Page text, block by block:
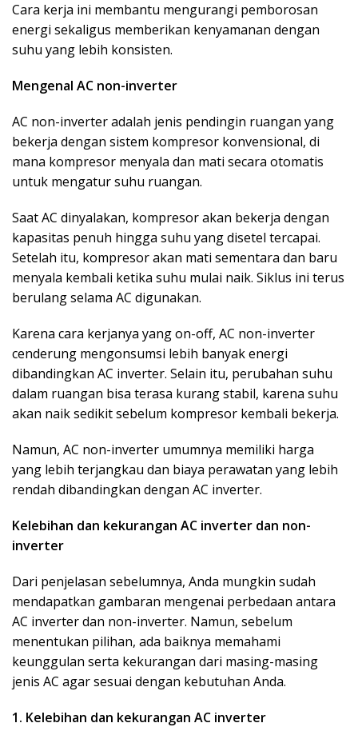
Cara kerja ini membantu mengurangi pemborosan
energi sekaligus memberikan kenyamanan dengan
suhu yang lebih konsisten.
Mengenal AC non-inverter
AC non-inverter adalah jenis pendingin ruangan yang
bekerja dengan sistem kompresor konvensional, di
mana kompresor menyala dan mati secara otomatis
untuk mengatur suhu ruangan.
Saat AC dinyalakan, kompresor akan bekerja dengan
kapasitas penuh hingga suhu yang disetel tercapai.
Setelah itu, kompresor akan mati sementara dan baru
menyala kembali ketika suhu mulai naik. Siklus ini terus
berulang selama AC digunakan.
Karena cara kerjanya yang on-off, AC non-inverter
cenderung mengonsumsi lebih banyak energi
dibandingkan AC inverter. Selain itu, perubahan suhu
dalam ruangan bisa terasa kurang stabil, karena suhu
akan naik sedikit sebelum kompresor kembali bekerja.
Namun, AC non-inverter umumnya memiliki harga
yang lebih terjangkau dan biaya perawatan yang lebih
rendah dibandingkan dengan AC inverter.
Kelebihan dan kekurangan AC inverter dan non-
inverter
Dari penjelasan sebelumnya, Anda mungkin sudah
mendapatkan gambaran mengenai perbedaan antara
AC inverter dan non-inverter. Namun, sebelum
menentukan pilihan, ada baiknya memahami
keunggulan serta kekurangan dari masing-masing
jenis AC agar sesuai dengan kebutuhan Anda.
1. Kelebihan dan kekurangan AC inverter